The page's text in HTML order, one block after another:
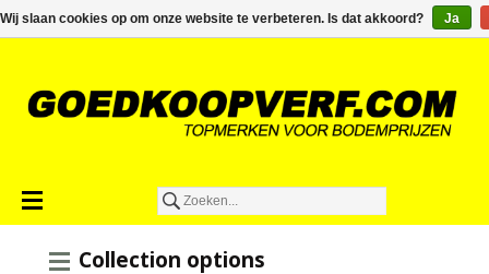
€0,00
Collection options
Wij slaan cookies op om onze website te verbeteren. Is dat akkoord? Ja